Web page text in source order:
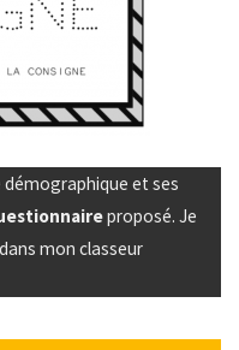
démographique et ses
proposé. Je
mon classeur